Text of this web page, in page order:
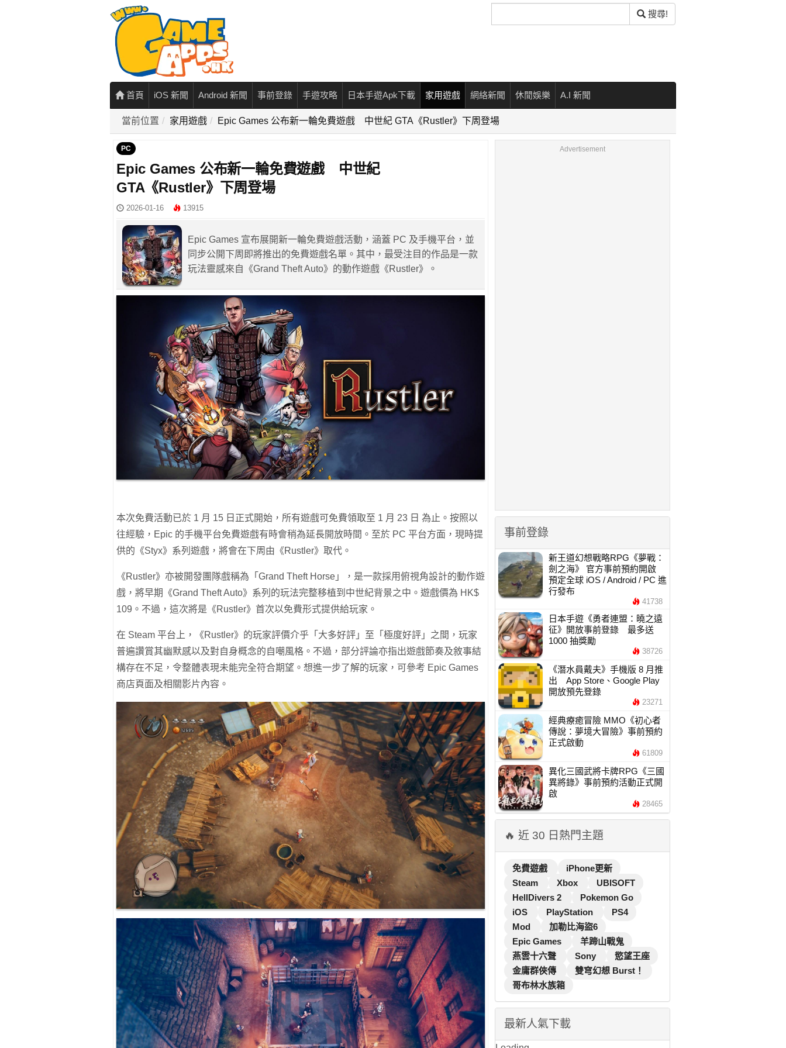
尋
搜尋!
首頁 iOS 新聞 Android 新聞 事前登錄 手遊攻略 日本手遊Apk下載 家用遊戲 網絡新聞 休閒娛樂 A.I 新聞
當前位置 家用遊戲 Epic Games 公布新一輪免費遊戲 中世紀 GTA《Rustler》下周登場
PC
Epic Games 公布新一輪免費遊戲 中世紀
GTA《Rustler》下周登場
2026-01-16 13915
Epic Games 宣布展開新一輪免費遊戲活動，涵蓋 PC 及手機平台，並
同步公開下周即將推出的免費遊戲名單。其中，最受注目的作品是一款
玩法靈感來自《Grand Theft Auto》的動作遊戲《Rustler》。
本次免費活動已於 1 月 15 日正式開始，所有遊戲可免費領取至 1 月 23 日 為止。按照以
往經驗，Epic 的手機平台免費遊戲有時會稍為延長開放時間。至於 PC 平台方面，現時提
供的《Styx》系列遊戲，將會在下周由《Rustler》取代。
《Rustler》亦被開發團隊戲稱為「Grand Theft Horse」，是一款採用俯視角設計的動作遊
戲，將早期《Grand Theft Auto》系列的玩法完整移植到中世紀背景之中。遊戲價為 HK$
109。不過，這次將是《Rustler》首次以免費形式提供給玩家。
在 Steam 平台上，《Rustler》的玩家評價介乎「大多好評」至「極度好評」之間，玩家
普遍讚賞其幽默感以及對自身概念的自嘲風格。不過，部分評論亦指出遊戲節奏及敘事結
構存在不足，令整體表現未能完全符合期望。想進一步了解的玩家，可參考 Epic Games
商店頁面及相關影片內容。
Advertisement
事前登錄
新王道幻想戰略RPG《夢戰：
劍之海》 官方事前預約開啟
預定全球 iOS / Android / PC 進
行發布
41738
日本手遊《勇者連盟：曉之遠
征》開放事前登錄 最多送
1000 抽獎勵
38726
《潛水員戴夫》手機版 8 月推
出 App Store、Google Play
開放預先登錄
23271
經典療癒冒險 MMO《初心者
傳說：夢境大冒險》事前預約
正式啟動
61809
異化三國武將卡牌RPG《三國
異將錄》事前預約活動正式開
啟
28465
🔥 近 30 日熱門主題
免費遊戲
iPhone更新
Steam
Xbox
UBISOFT
HellDivers 2
Pokemon Go
iOS
PlayStation
PS4
Mod
加勒比海盜6
Epic Games
羊蹄山戰鬼
燕雲十六聲
Sony
慾望王座
金庸群俠傳
雙穹幻想 Burst！
哥布林水族箱
最新人氣下載